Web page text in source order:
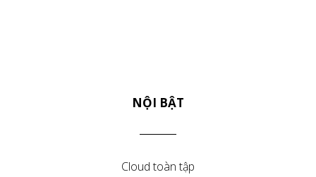
NỘI BẬT
Cloud toàn tập